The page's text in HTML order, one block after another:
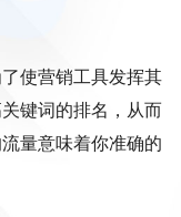
使营销工具发挥其
键词的排名，从而
量意味着你准确的